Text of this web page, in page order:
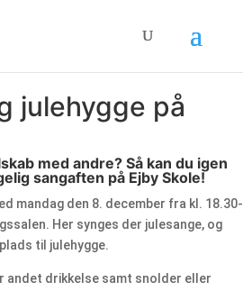
julehygge på
med andre? Så kan du igen
sangaften på Ejby Skole!
mandag den 8. december fra kl. 18.30-
Her synges der julesange, og
til julehygge.
andet drikkelse samt snolder eller